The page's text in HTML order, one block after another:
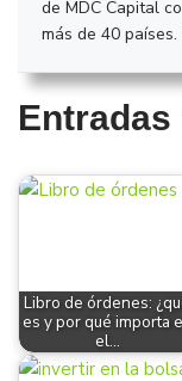
de MDC Capital
más de 40
Libro de órdenes:
es y por qué importa
el…